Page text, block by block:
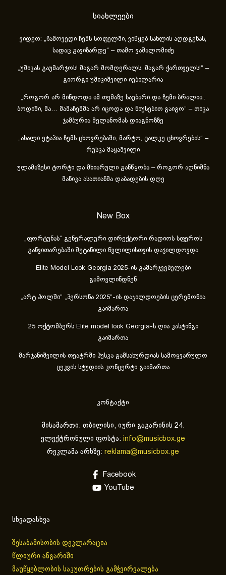
სიახლეები
ვიდეო: „ჩამოვედი ჩემს სოფელში, ვიწყებ სახლის აღდგენას,
სადაც გავიზარდე“ – თამო ვაშალომიძე
„უშიკას გაუმარჯოს! მაგარ მომღერალს, მაგარ ქართველს!“ –
გიორგი უშიკიშვილი იუბილარია
„როგორ არ მინდოდა ამ თემაზე საუბარი და ჩემი ბრალია..
ბოდიში, მა… მამაჩემმა არ იცოდა და ნიუსებით გაიგო“ – თიკა
ჯამბურია მელანომას დიაგნოზზე
„ახა­ლი ეტა­პია ჩემს ცხოვ­რე­ბა­ში, მარ­ტო, ცალ­კე ცხოვ­რე­ბის“ –
რუსკა მაყაშვილი
ულამაზესი ტორტი და მხიარული განწყობა – როგორ აღნიშნა
მანიკა ასათიანმა დაბადების დღე
New Box
„ფორტუნას“ გენერალური დირექტორი რადიოს სფეროს
განვითარებაში შეტანილი წვლილისთვის დაჯილდოვდა
Elite Model Look Georgia 2025-ის გამარჯვებულები
გამოვლინდნენ
„არტ ჰოლში“ „პერსონა 2025“-ის დაჯილდოების ცერემონია
გაიმართა
25 ოქტომბერს Elite model look Georgia-ს ღია კასტინგი
გაიმართა
მარჯანიშვილის თეატრში პუსკა გამსახურდიას სამოყვარულო
ცეკვის სტუდიის კონცერტი გაიმართა
კონტაქტი
მისამართი: თბილისი, იური გაგარინის 24.
ელექტრონული ფოსტა: info@musicbox.ge
რეკლამა არხზე: reklama@musicbox.ge
Facebook
YouTube
სხვადასხვა
შესაბამისობის დეკლარაცია
წლიური ანგარიში
მაუწყებლობის საკუთრების გამჭვირვალება